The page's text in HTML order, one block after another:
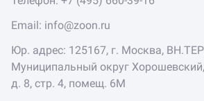
Email: info@zoon.ru
Юр. адрес: 125167, г. Москва,
Муниципальный округ
д. 8, стр. 4, помещ. 6М